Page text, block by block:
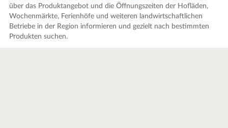
über das Produktangebot und die Öffnungszeiten der Hofläden,
Wochenmärkte, Ferienhöfe und weiteren landwirtschaftlichen
Betriebe in der Region informieren und gezielt nach bestimmten
Produkten suchen.